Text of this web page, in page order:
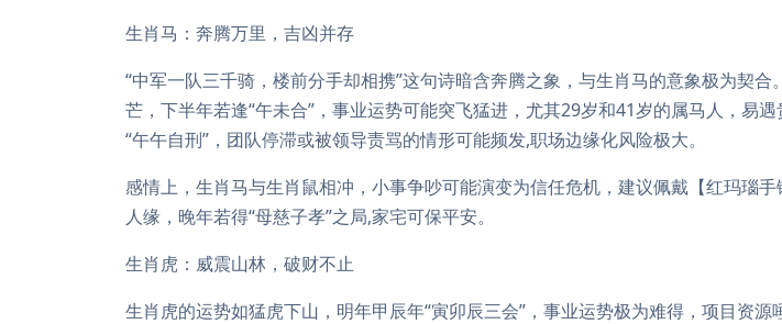
生肖马：奔腾万里，吉凶并存
“中军一队三千骑，楼前分手却相携”这句诗暗含奔腾之象，与生肖马的意象极为契合
芒，下半年若逢“午未合”，事业运势可能突飞猛进，尤其29岁和41岁的属马人，易
“午午自刑”，团队停滞或被领导责骂的情形可能频发,职场边缘化风险极大。
感情上，生肖马与生肖鼠相冲，小事争吵可能演变为信任危机，建议佩戴【红玛瑙
人缘，晚年若得“母慈子孝”之局,家宅可保平安。
生肖虎：威震山林，破财不止
生肖虎的运势如猛虎下山，明年甲辰年“寅卯辰三会”，事业运势极为难得，项目资源